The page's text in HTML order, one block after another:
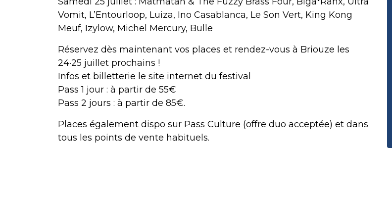
Vomit, L’Entourloop, Luiza, Ino Casablanca, Le Son Vert, King Kong
Meuf, Izylow, Michel Mercury, Bulle
Réservez dès maintenant vos places et rendez-vous à Briouze les
24·25 juillet prochains !
Infos et billetterie le site internet du festival
Pass 1 jour : à partir de 55€
Pass 2 jours : à partir de 85€.
Places également dispo sur Pass Culture (offre duo acceptée) et dans
tous les points de vente habituels.